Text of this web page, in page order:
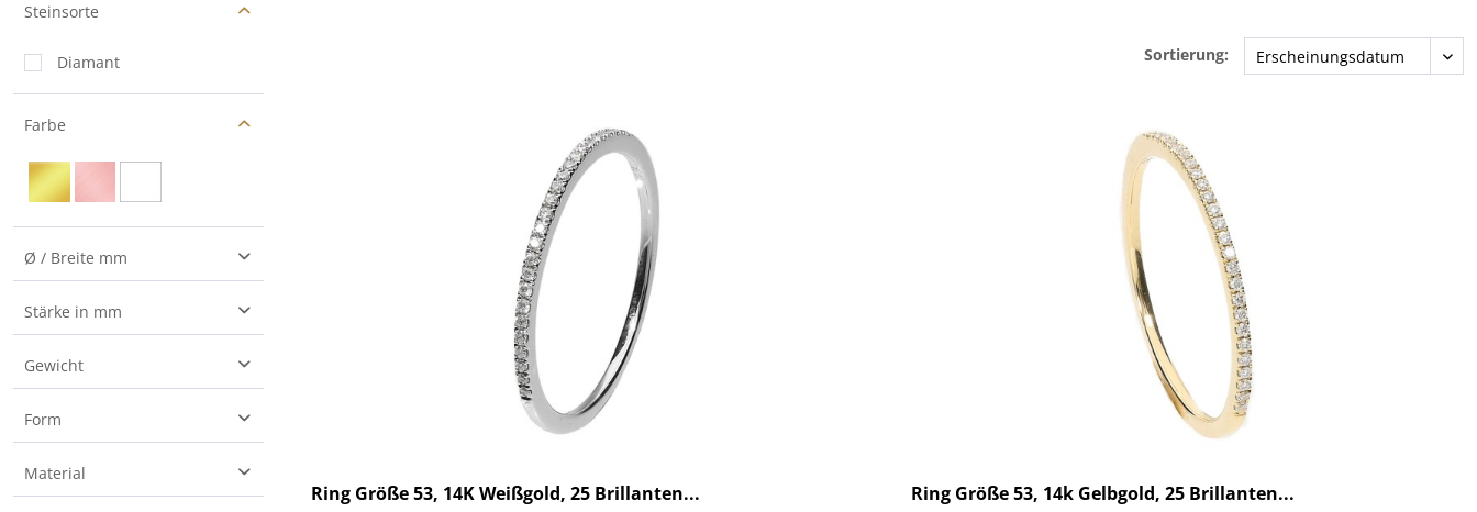
Steinsorte
Diamant
Farbe
Ø / Breite mm
1
1.1
Stärke in mm
1.7
Gewicht
1 g
Form
Ring
Material
Sortierung:
Ring Größe 53, 14K Weißgold, 25 Brillanten... Ring Größe 53, 14k Gelbgold, 25 Brillanten...